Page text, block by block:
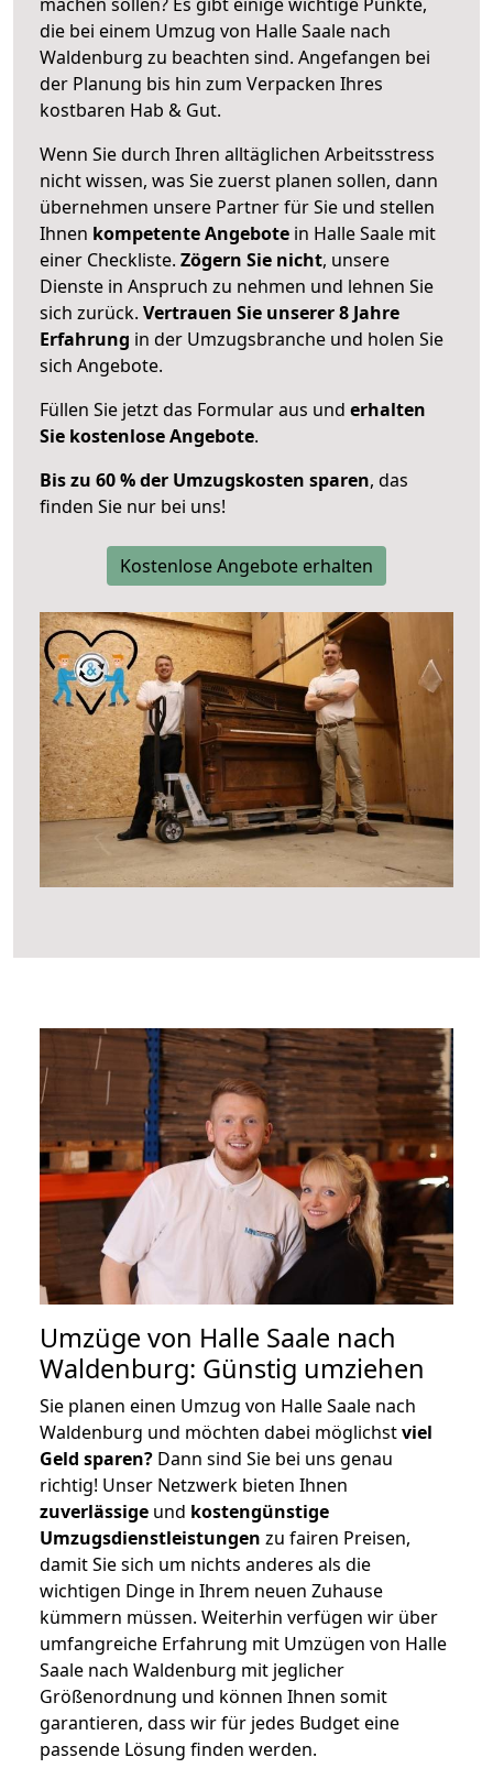
die bei einem Umzug von Halle Saale nach
Waldenburg zu beachten sind. Angefangen bei
der Planung bis hin zum Verpacken Ihres
kostbaren Hab & Gut.
Wenn Sie durch Ihren alltäglichen Arbeitsstress
nicht wissen, was Sie zuerst planen sollen, dann
übernehmen unsere Partner für Sie und stellen
Ihnen kompetente Angebote in Halle Saale mit
einer Checkliste. Zögern Sie nicht, unsere
Dienste in Anspruch zu nehmen und lehnen Sie
sich zurück. Vertrauen Sie unserer 8 Jahre
Erfahrung in der Umzugsbranche und holen Sie
sich Angebote.
Füllen Sie jetzt das Formular aus und erhalten
Sie kostenlose Angebote.
Bis zu 60 % der Umzugskosten sparen, das
finden Sie nur bei uns!
Kostenlose Angebote erhalten
Umzüge von Halle Saale nach
Waldenburg: Günstig umziehen
Sie planen einen Umzug von Halle Saale nach
Waldenburg und möchten dabei möglichstviel
Geld sparen? Dann sind Sie bei uns genau
richtig! Unser Netzwerk bieten Ihnen
zuverlässige und kostengünstige
Umzugsdienstleistungen zu fairen Preisen,
damit Sie sich um nichts anderes als die
wichtigen Dinge in Ihrem neuen Zuhause
kümmern müssen. Weiterhin verfügen wir über
umfangreiche Erfahrung mit Umzügen von Halle
Saale nach Waldenburg mit jeglicher
Größenordnung und können Ihnen somit
garantieren, dass wir für jedes Budget eine
passende Lösung finden werden.